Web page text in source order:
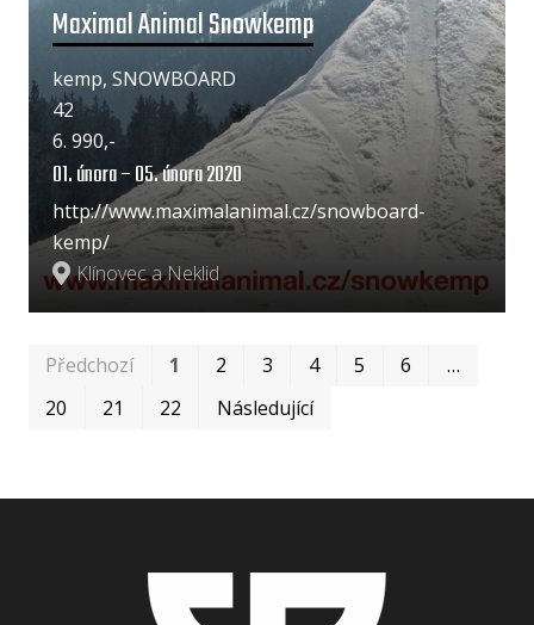
Maximal Animal Snowkemp
Klínovec a Neklid
http://www.maximalanimal.cz/snowboard-
kemp/
01. února – 05. února 2020
6. 990,-
42
kemp, SNOWBOARD
Předchozí 1 2 3 4 5 6
…
20
21 22 Následující